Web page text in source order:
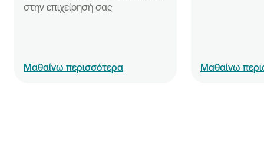
στην επιχείρησή σας
Μαθαίνω περισσότερα Μαθαίνω